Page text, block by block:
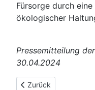
Fürsorge durch
ökologischer
Pressemitteilung
30.04.2024
Vorheriger Beitrag:
Zurück